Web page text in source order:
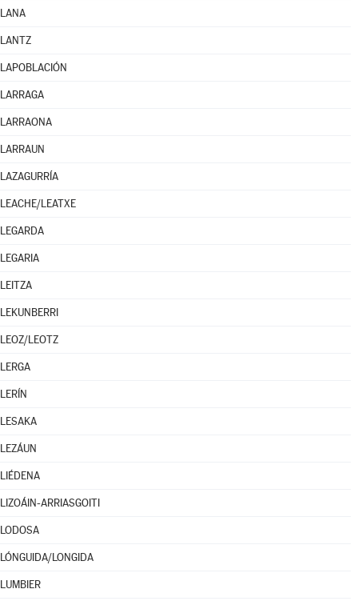
LANA
LANTZ
LAPOBLACIÓN
LARRAGA
LARRAONA
LARRAUN
LAZAGURRÍA
LEACHE/LEATXE
LEGARDA
LEGARIA
LEITZA
LEKUNBERRI
LEOZ/LEOTZ
LERGA
LERÍN
LESAKA
LEZÁUN
LIÉDENA
LIZOÁIN-ARRIASGOITI
LODOSA
LÓNGUIDA/LONGIDA
LUMBIER